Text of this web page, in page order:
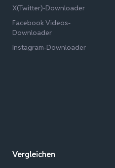
X(Twitter)-Downloader
Facebook Videos-
Downloader
Instagram-Downloader
Vergleichen